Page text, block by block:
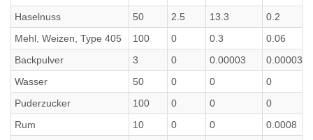
Haselnuss
50 2.5 13.3 0.2
Mehl, Weizen, Type 405
100 0 0.3 0.06
Backpulver
3 0 0.00003 0.00003
Wasser
50 0 0 0
Puderzucker
100 0 0 0
Rum
10 0 0 0.0008